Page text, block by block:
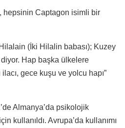
hepsinin Captagon isimli bir
(İki Hilalin babası); Kuzey
diyor. Hap başka ülkelere
gece kuşu ve yolcu hapı”
Almanya’da psikolojik
kullanıldı. Avrupa’da kullanımı